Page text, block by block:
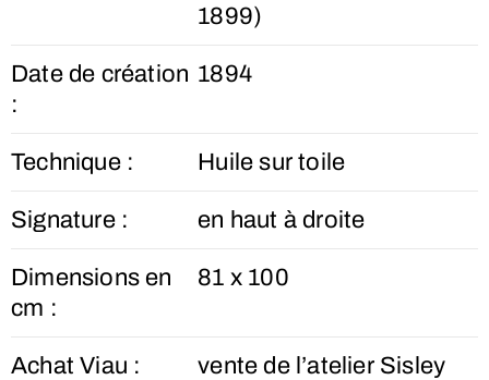
1899)
Date de création
:
1894
Technique : Huile sur toile
Signature : en haut à droite
Dimensions en
cm :
81 x 100
Achat Viau :
vente de l’atelier Sisley